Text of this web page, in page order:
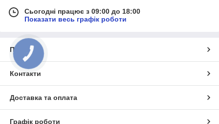
Сьогодні працює з 09:00 до 18:00
Показати весь графік роботи
Про нас
Контакти
Доставка та оплата
Графік роботи
КНОПКА
ЗВ'ЯЗКУ